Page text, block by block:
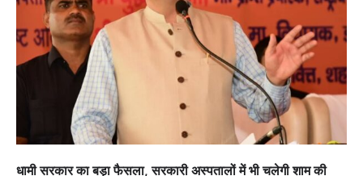
धामी सरकार का बड़ा फैसला, सरकारी अस्पतालों में भी चलेगी शाम की